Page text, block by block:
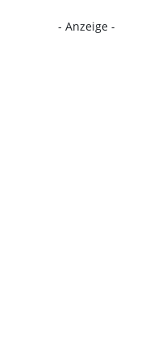
- Anzeige -